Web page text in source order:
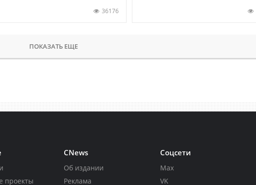
36176
ПОКАЗАТЬ ЕЩЕ
проекты
CNews
Об издании
Реклама
Соцсети
Max
VK